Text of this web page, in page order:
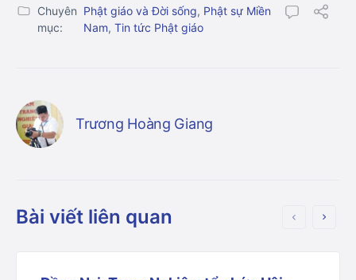
Chuyên
mục:
Phật giáo và Đời sống, Phật sự Miền
Nam,Tin tức Phật giáo
Trương Hoàng Giang
Bài viết liên quan